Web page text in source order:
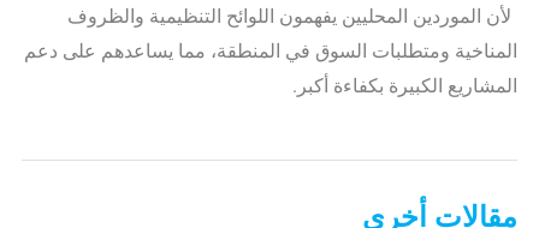
لأن الموردين المحليين يفهمون اللوائح التنظيمية والظروف
المناخية ومتطلبات السوق في المنطقة، مما يساعدهم على دعم
المشاريع الكبيرة بكفاءة أكبر.
مقالات أخرى